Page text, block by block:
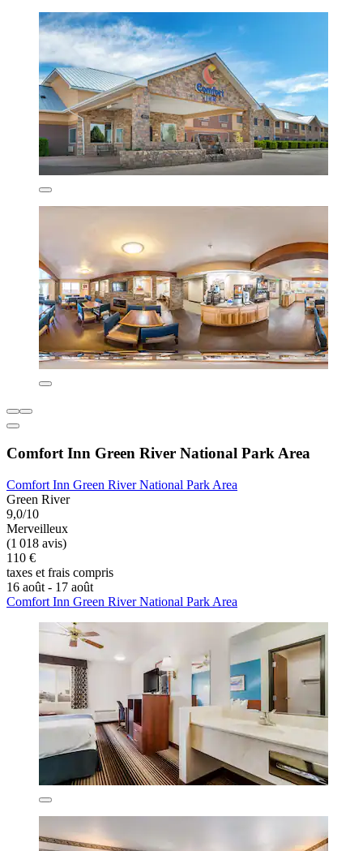
Comfort Inn Green River National Park Area
Comfort Inn Green River National Park Area
Green River
9,0/10
Merveilleux
(1 018 avis)
110 €
taxes et frais compris
16 août - 17 août
Comfort Inn Green River National Park Area